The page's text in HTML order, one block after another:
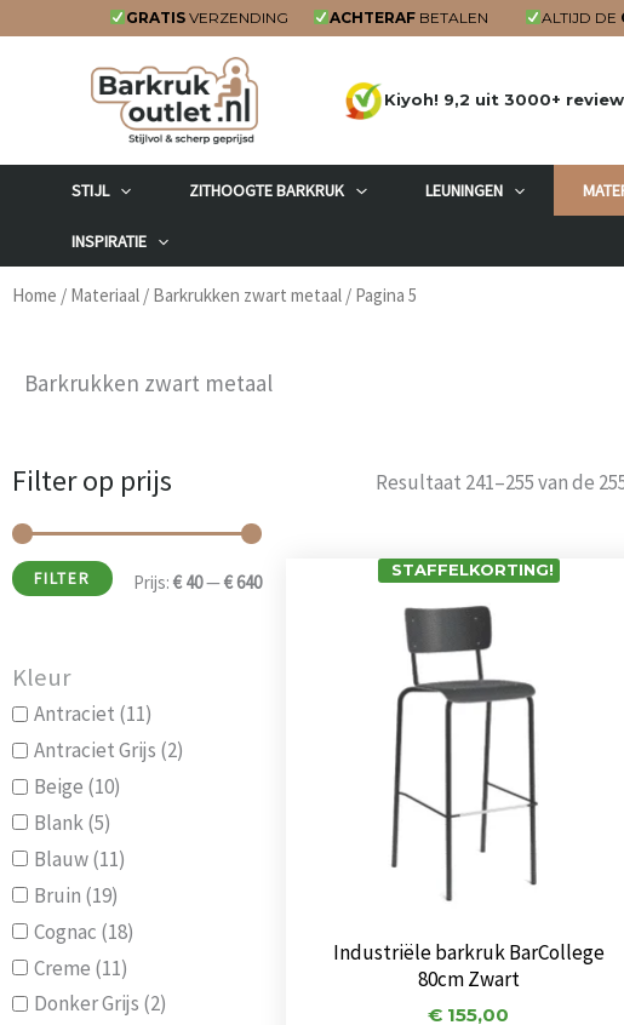
GRATIS VERZENDING ACHTERAF BETALEN ALTIJD DE
Kiyoh! 9,2 uit 3000+
STIJL ZITHOOGTE BARKRUK LEUNINGEN
INSPIRATIE
Home / Materiaal / Barkrukken zwart metaal / Pagina 5
Barkrukken zwart metaal
Filter op prijs
prijs
prijs
FILTER Prijs: € 40—€ 640
Kleur
Antraciet (11)
Antraciet Grijs (2)
Beige (10)
Blank(5)
Blauw(11)
Bruin (19)
Cognac (18)
Creme (11)
Donker Grijs (2)
Resultaat 241–255 van de
STAFFELKORTING!
Industriële barkruk BarCollege
80cm Zwart
€ 155,00